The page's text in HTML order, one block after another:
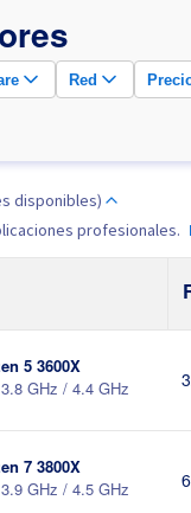
Red
disponibles)
profesionales.
5 3600X
GHz / 4.4 GHz
7 3800X
GHz / 4.5 GHz